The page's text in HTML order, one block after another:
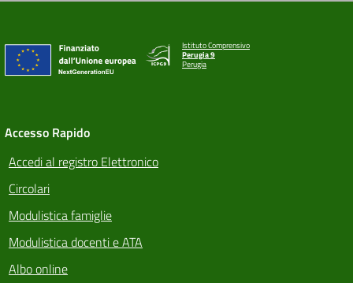
Istituto Comprensivo
Perugia 9
Perugia
Accesso Rapido
Accedi al registro Elettronico
Circolari
Modulistica famiglie
Modulistica docenti e ATA
Albo online